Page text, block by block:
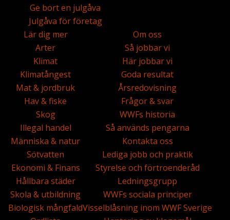
Ge bort en julgåva
Julgåva för företag
Lär dig mer
Arter
Klimat
Klimatångest
Mat & jordbruk
Hav & fiske
Skog
Illegal handel
Människa & natur
Sötvatten
Ekonomi & Finans
Hållbara städer
Skola & utbildning
Biologisk mångfald
Om oss
Så jobbar vi
Här jobbar vi
Goda resultat
Årsredovisning
Frågor & svar
WWFs historia
Så används pengarna
Kontakta oss
Lediga jobb och praktik
Styrelse och förtroenderåd
Ledningsgrupp
WWFs sociala principer
Visselblåsning inom WWF Sverige